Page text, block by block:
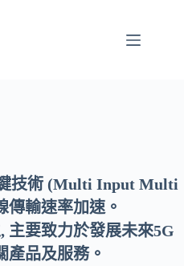
技術 (Multi Input Multi
輸速率加速。
主要致力於發展未來5G
產品及服務。